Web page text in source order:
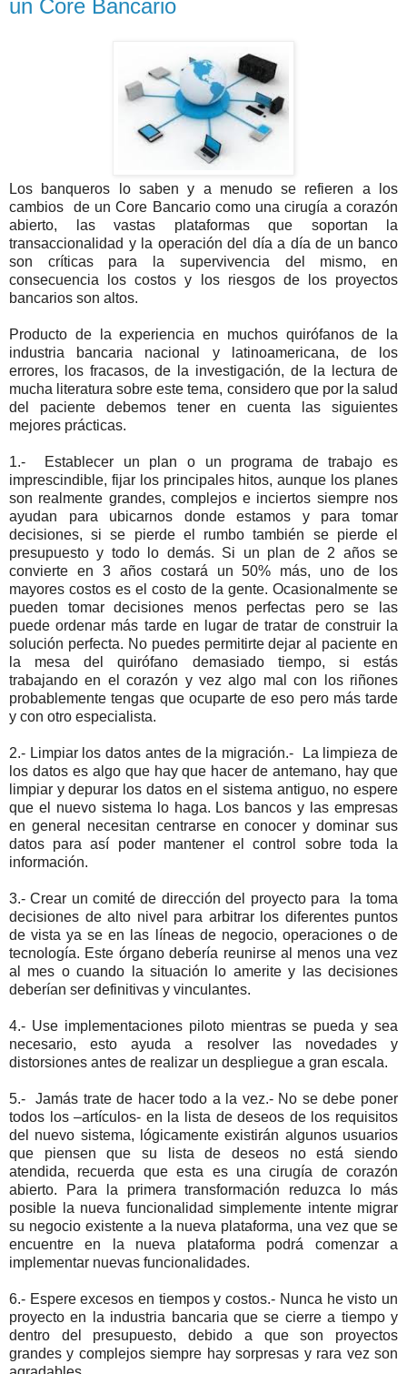
un Core Bancario
Los banqueros lo saben y a menudo se refieren a los
cambios de un Core Bancario como una cirugía a corazón
abierto, las vastas plataformas que soportan la
transaccionalidad y la operación del día a día de un banco
son críticas para la supervivencia del mismo, en
consecuencia los costos y los riesgos de los proyectos
bancarios son altos.
Producto de la experiencia en muchos quirófanos de la
industria bancaria nacional y latinoamericana, de los
errores, los fracasos, de la investigación, de la lectura de
mucha literatura sobre este tema, considero que por la salud
del paciente debemos tener en cuenta las siguientes
mejores prácticas.
1.- Establecer un plan o un programa de trabajo es
imprescindible, fijar los principales hitos, aunque los planes
son realmente grandes, complejos e inciertos siempre nos
ayudan para ubicarnos donde estamos y para tomar
decisiones, si se pierde el rumbo también se pierde el
presupuesto y todo lo demás. Si un plan de 2 años se
convierte en 3 años costará un 50% más, uno de los
mayores costos es el costo de la gente. Ocasionalmente se
pueden tomar decisiones menos perfectas pero se las
puede ordenar más tarde en lugar de tratar de construir la
solución perfecta. No puedes permitirte dejar al paciente en
la mesa del quirófano demasiado tiempo, si estás
trabajando en el corazón y vez algo mal con los riñones
probablemente tengas que ocuparte de eso pero más tarde
y con otro especialista.
2.- Limpiar los datos antes de la migración.- La limpieza de
los datos es algo que hay que hacer de antemano, hay que
limpiar y depurar los datos en el sistema antiguo, no espere
que el nuevo sistema lo haga. Los bancos y las empresas
en general necesitan centrarse en conocer y dominar sus
datos para así poder mantener el control sobre toda la
información.
3.- Crear un comité de dirección del proyecto para la toma
decisiones de alto nivel para arbitrar los diferentes puntos
de vista ya se en las líneas de negocio, operaciones o de
tecnología. Este órgano debería reunirse al menos una vez
al mes o cuando la situación lo amerite y las decisiones
deberían ser definitivas y vinculantes.
4.- Use implementaciones piloto mientras se pueda y sea
necesario, esto ayuda a resolver las novedades y
distorsiones antes de realizar un despliegue a gran escala.
5.- Jamás trate de hacer todo a la vez.- No se debe poner
todos los –artículos- en la lista de deseos de los requisitos
del nuevo sistema, lógicamente existirán algunos usuarios
que piensen que su lista de deseos no está siendo
atendida, recuerda que esta es una cirugía de corazón
abierto. Para la primera transformación reduzca lo más
posible la nueva funcionalidad simplemente intente migrar
su negocio existente a la nueva plataforma, una vez que se
encuentre en la nueva plataforma podrá comenzar a
implementar nuevas funcionalidades.
6.- Espere excesos en tiempos y costos.- Nunca he visto un
proyecto en la industria bancaria que se cierre a tiempo y
dentro del presupuesto, debido a que son proyectos
grandes y complejos siempre hay sorpresas y rara vez son